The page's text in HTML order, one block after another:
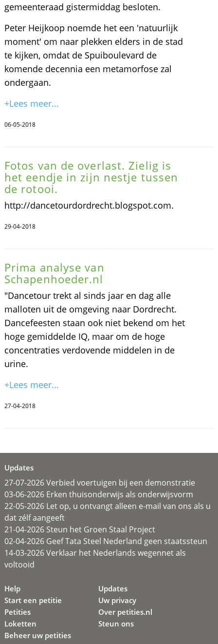
gemeenteraad gistermiddag besloten.
Peter Heijkoop noemde het een 'natuurlijk
moment' om naar plekken elders in de stad
te kijken, omdat de Spuiboulevard de
komende decennia een metamorfose zal
ondergaan.
+Lees meer...
06-05-2018
Fotos van de overlast. Zielig is
het eendje in zijn nestje tussen
de rotooi.
http://dancetourdordrecht.blogspot.com.
29-04-2018
Prima analyse van
Schapenhoeder.nl
"Dancetour trekt al sinds jaar en dag alle
malloten uit de omgeving naar Dordrecht.
Dancefeesten staan ook niet bekend om het
hoge gemiddelde IQ, maar om de hoge
concentraties verdovende middelen in de
urine.
+Lees meer...
27-04-2018
Updates
27-07-2026 Verbied voertuigen bij een demonstratie
03-06-2026 Erken thuisonderwijs als onderwijsvorm
22-05-2026 Let op, u ontvangt alleen e-mail van ons als u
dat zélf aangeeft
21-04-2026 Steun het Groen Staal Project
02-04-2026 Geef Tata Steel Nederland geen staatssteun
14-03-2026 Verklaar het Nederlands wegennet als
voltooid
Help
Start een petitie
Petities
Loketten
Beheer uw petities
Updates
Uw privacy
Over petities.nl
Steun ons